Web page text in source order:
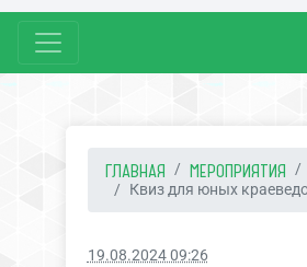
ГЛАВНАЯ МЕРОПРИЯТИЯ
Квиз для юных
19.08.2024 09:26